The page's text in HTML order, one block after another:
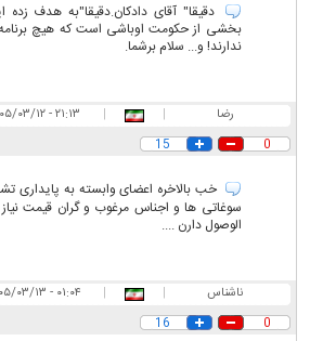
دقیقا" آقای دادکان.دقیقا"به هدف
بخشی از حکومت اوباشی است که هیچ
ندارند! و... سلام برشما.
رضا |
|
۲۱:۱۳ - ۱۴۰۵/۰۳/۱۲
0
15
خب بالاخره اعضای وابسته به پایداری
سوغاتی ها و اجناس مرغوب و گران قیمت
الوصول دارن ....
ناشناس |
|
۰۱:۰۴ - ۱۴۰۵/۰۳/۱۳
0
16